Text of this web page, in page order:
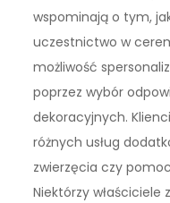
wspominają o tym,
uczestnictwo w
możliwość
poprzez wybór
dekoracyjnych.
różnych usług
zwierzęcia czy
Niektórzy